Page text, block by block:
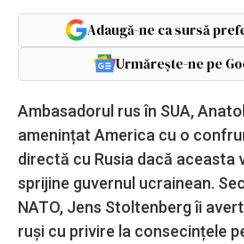
Adaugă-ne ca sursă
Urmărește-ne pe
Ambasadorul rus în SUA,
amenințat America cu o
directă cu Rusia dacă aceasta
sprijine guvernul ucrainean.
NATO, Jens Stoltenberg îi
ruși cu privire la consecințele